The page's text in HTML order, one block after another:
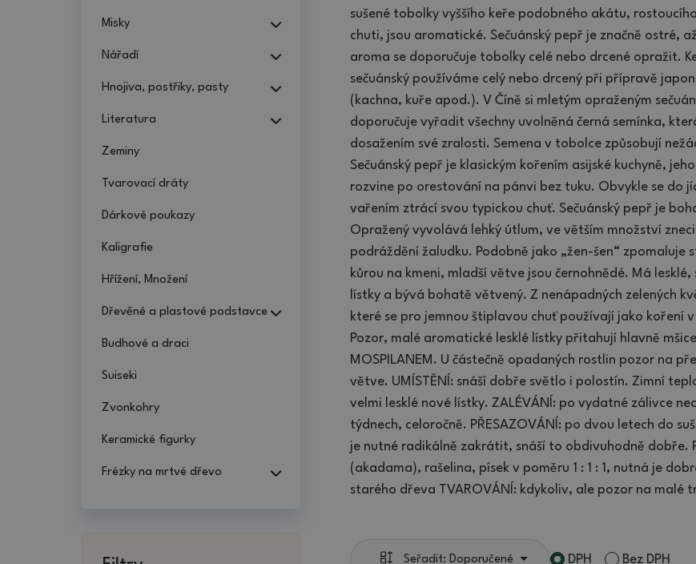
Misky
Nářadí
Hnojiva, postřiky, pasty
Literatura
Zeminy
Tvarovací dráty
Dárkové poukazy
Kaligrafie
Hřížení, Množení
Dřevěné a plastové podstavce
Budhové a draci
Suiseki
Zvonkohry
Keramické figurky
Frézky na mrtvé dřevo
sušené tobolky vyššího keře podobného akátu,
chuti, jsou aromatické. Sečuánský pepř je značně ostré,
aroma se doporučuje tobolky celé nebo drcené opražit.
sečuánský používáme celý nebo drcený při přípravě
(kachna, kuře apod.). V Číně si mletým opraženým
doporučuje vyřadit všechny uvolněná černá semínka,
dosažením své zralosti. Semena v tobolce způsobují
Sečuánský pepř je klasickým kořením asijské kuchyně,
rozvine po orestování na pánvi bez tuku. Obvykle se
vařením ztrácí svou typickou chuť. Sečuánský pepř je
Opražený vyvolává lehký útlum, ve větším množství
podráždění žaludku. Podobně jako „žen-šen“ zpomaluje
kůrou na kmeni, mladší větve jsou černohnědé. Má
lístky a bývá bohatě větvený. Z nenápadných zelených
které se pro jemnou štiplavou chuť používají jako koření
Pozor, malé aromatické lesklé lístky přitahují hlavně
MOSPILANEM. U částečně opadaných rostlin pozor na
větve. UMÍSTĚNÍ: snáší dobře světlo i polostín. Zimní
velmi lesklé nové lístky. ZALÉVÁNÍ: po vydatné zálivce
týdnech, celoročně. PŘESAZOVÁNÍ: po dvou letech do
je nutné radikálně zakrátit, snáší to obdivuhodně dobře.
(akadama), rašelina, písek v poměru 1 : 1 : 1, nutná je
starého dřeva TVAROVÁNÍ: kdykoliv, ale pozor na malé
Seřadit: Doporučené DPH Bez DPH